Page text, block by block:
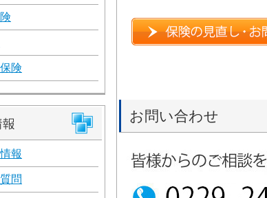
お問い合わせ
険
報
問